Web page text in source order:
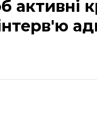
активні